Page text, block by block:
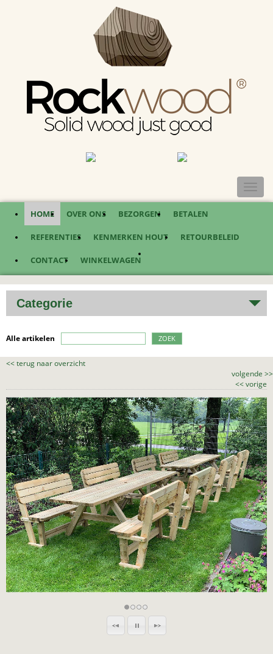
HOME OVER ONS BEZORGEN BETALEN
REFERENTIES KENMERKEN HOUT RETOURBELEID
CONTACT WINKELWAGEN
Categorie
Alle artikelen ZOEK
<<terug naar overzicht
volgende >>
<<vorige